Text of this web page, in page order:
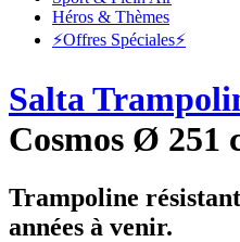
Héros & Thèmes
⚡️Offres Spéciales⚡️
Salta
Cosmos Ø 251
Trampoline
années à venir.